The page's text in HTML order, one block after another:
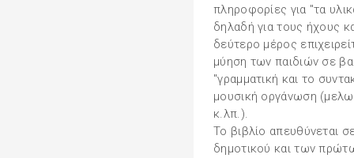
πληροφορίες για "τα
δηλαδή για τους ήχους
δεύτερο μέρος
μύηση των παιδιών σε
"γραμματική και το
μουσική οργάνωση
κ.λπ.).
Το βιβλίο απευθύνεται
δημοτικού και των